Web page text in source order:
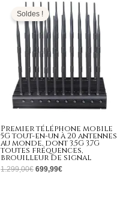
Soldes !
Premier téléphone mobile
5G tout-en-un à 20 antennes
au monde, dont 3,5G 3,7G
toutes fréquences,
brouilleur de signal
1.299,00€
prix
initial
était :
1.299,00€.
699,99€
prix
actuel
est :
699,99€.